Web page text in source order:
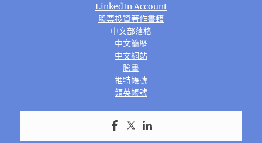
LinkedIn Account
股票投資著作書籍
中文部落格
中文簡歷
中文網站
臉書
推特帳號
領英帳號